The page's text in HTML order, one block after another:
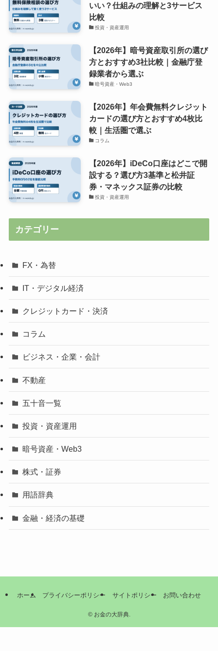
いい？仕組みの理解と3サービス
比較
投資・資産運用
【2026年】暗号資産取引所の選び
方とおすすめ3社比較｜金融庁登
録業者から選ぶ
暗号資産・Web3
【2026年】年会費無料クレジット
カードの選び方とおすすめ4枚比
較｜生活圏で選ぶ
コラム
【2026年】iDeCo口座はどこで開
設する？選び方3基準と松井証
券・マネックス証券の比較
投資・資産運用
カテゴリー
FX・為替
IT・デジタル経済
クレジットカード・決済
コラム
ビジネス・企業・会計
不動産
五十音一覧
投資・資産運用
暗号資産・Web3
株式・証券
用語辞典
金融・経済の基礎
ホーム プライバシーポリシー サイトポリシー お問い合わせ
©お金の大辞典.